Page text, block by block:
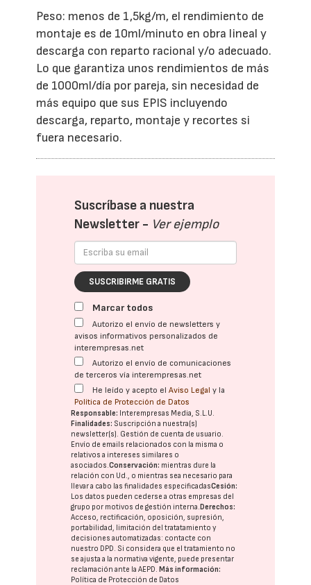
Peso: menos de 1,5kg/m, el rendimiento de
montaje es de 10ml/minuto en obra lineal y
descarga con reparto racional y/o adecuado.
Lo que garantiza unos rendimientos de más
de 1000ml/día por pareja, sin necesidad de
más equipo que sus EPIS incluyendo
descarga, reparto, montaje y recortes si
fuera necesario.
Suscríbase a nuestra
Newsletter - Ver ejemplo
SUSCRIBIRME GRATIS
Marcar todos
Autorizo el envío de newsletters y
avisos informativos personalizados de
interempresas.net
Autorizo el envío de comunicaciones
de terceros vía interempresas.net
He leído y acepto elAviso Legal y la
Política de Protección de Datos
Responsable: Interempresas Media, S.L.U.
Finalidades: Suscripción a nuestra(s)
newsletter(s). Gestión de cuenta de usuario.
Envío de emails relacionados con la misma o
relativos a intereses similares o
asociados.Conservación: mientras dure la
relación con Ud., o mientras sea necesario para
llevar a cabo las finalidades especificadasCesión:
Los datos pueden cederse a otras empresas del
grupo por motivos de gestión interna.Derechos:
Acceso, rectificación, oposición, supresión,
portabilidad, limitación del tratatamiento y
decisiones automatizadas: contacte con
nuestro DPD. Si considera que el tratamiento no
se ajusta a la normativa vigente, puede presentar
reclamación ante laAEPD.Más información:
Política de Protección de Datos